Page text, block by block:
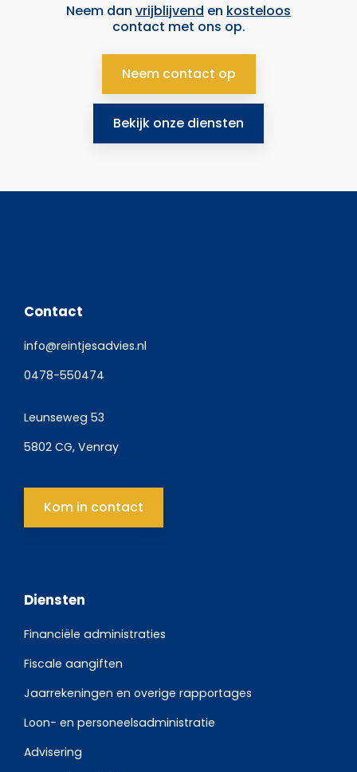
Neem dan vrijblijvend en kosteloos
contact met ons op.
Neem contact op
Bekijk onze diensten
Contact
info@reintjesadvies.nl
0478-550474
Leunseweg 53
5802 CG, Venray
Kom in contact
Diensten
Financiële administraties
Fiscale aangiften
Jaarrekeningen en overige rapportages
Loon- en personeelsadministratie
Advisering